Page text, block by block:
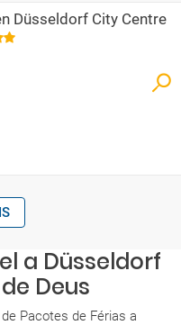
Düsseldorf City Centre
a Düsseldorf
Deus
Pacotes de Férias a